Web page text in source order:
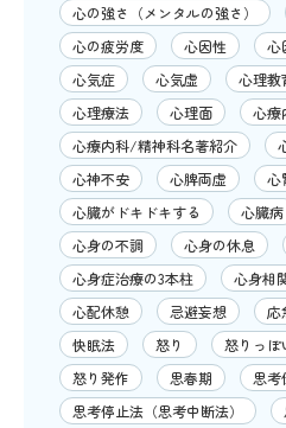
心の強さ（メンタルの強さ）
心の疲労度
心因性 心
心気症
心気虚 心理教
心理療法
心理面
心療
心療内科/精神科名著紹介
心神不安
心脾両虚
心
心臓がドキドキする
心臓病
心身の不調
心身の休息
心身症治療の3本柱
心身相
心配休憩
忌避妄想 応
快眠法
怒り 怒りっぽ
怒り発作
思春期
思考
思考停止法（思考中断法）